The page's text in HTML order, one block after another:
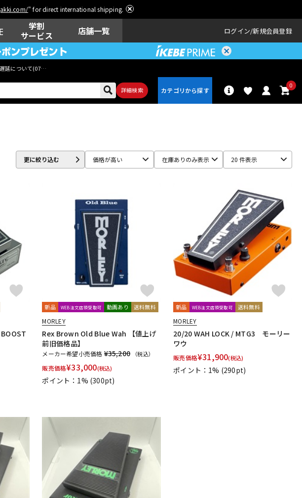
" for direct international shipping.
学割
サービス
店舗一覧 ログイン 新規会員登録
延について(07月29日
詳細検索
0
エフェクター
グ機器
配信/ライブ
機器
楽器アクセサ
リ
更に絞り込む 価格が高い 在庫ありのみ表示 20 件表示
BOOST
新品 WEB注文店頭受取可 動画あり 送料無料
MORLEY
Rex Brown Old Blue Wah 【値上げ
前旧価格品】
メーカー希望小売価格 ¥35,200 （税込）
販売価格¥33,000(税込)
ポイント：1% (300pt)
新品 WEB注文店頭受取可 送料無料
MORLEY
20/20 WAH LOCK / MTG3 モーリー
ワウ
販売価格¥31,900(税込)
ポイント：1% (290pt)